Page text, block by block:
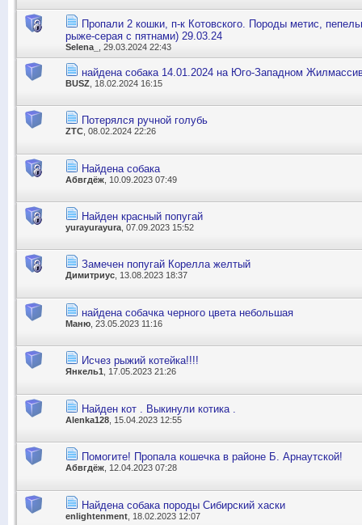
Пропали 2 кошки, п-к Котовского. Породы метис,
рыже-серая с пятнами) 29.03.24
Selena_ , 29.03.2024 22:43
найдена собака 14.01.2024 на Юго-Западном
BUSZ , 18.02.2024 16:15
Потерялся ручной голубь
ZTC , 08.02.2024 22:26
Найдена собака
Абвгдёж , 10.09.2023 07:49
Найден красный попугай
yurayurayura , 07.09.2023 15:52
Замечен попугай Корелла желтый
Димитриус, 13.08.2023 18:37
найдена собачка черного цвета небольшая
Маню , 23.05.2023 11:16
Исчез рыжий котейка!!!!
Янкель1 , 17.05.2023 21:26
Найден кот . Выкинули котика .
Alenka128 , 15.04.2023 12:55
Помогите! Пропала кошечка в районе Б. Арнаутской!
Абвгдёж , 12.04.2023 07:28
Найдена собака породы Сибирский хаски
enlightenment , 18.02.2023 12:07